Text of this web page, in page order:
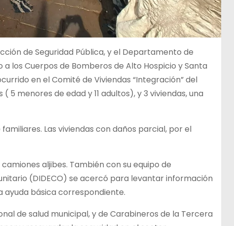
de Seguridad Pública, y el Departamento de
los Cuerpos de Bomberos de Alto Hospicio y Santa
en el Comité de Viviendas “Integración” del
5 menores de edad y 11 adultos), y 3 viviendas, una
Las viviendas con daños parcial, por el
aljibes. También con su equipo de
(DIDECO) se acercó para levantar información
básica correspondiente.
de salud municipal, y de Carabineros de la Tercera